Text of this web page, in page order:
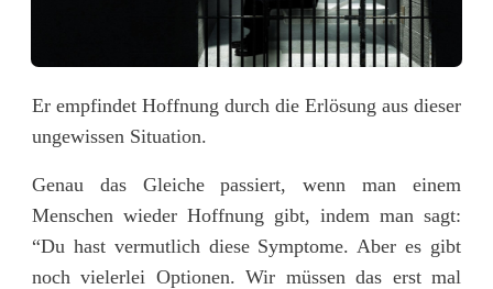
Er empfindet Hoffnung durch die Erlösung aus dieser
ungewissen Situation.
Genau das Gleiche passiert, wenn man einem
Menschen wieder Hoffnung gibt, indem man sagt:
“Du hast vermutlich diese Symptome. Aber es gibt
noch vielerlei Optionen. Wir müssen das erst mal